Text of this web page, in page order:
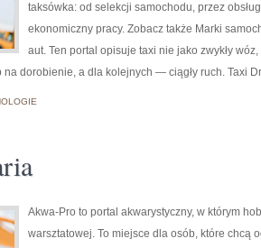
taksówka: od selekcji samochodu, przez
ekonomiczny pracy. Zobacz także Marki
aut. Ten portal opisuje taxi nie jako zwykły
dorobienie, a dla kolejnych — ciągły ruch. Taxi
Akwa-Pro to portal akwarystyczny, w którym
warsztatowej. To miejsce dla osób, które chcą